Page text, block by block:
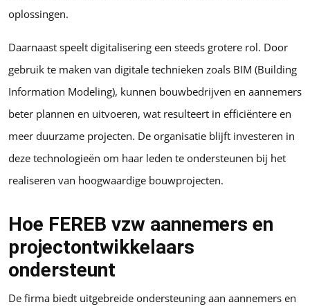
oplossingen.
Daarnaast speelt digitalisering een steeds grotere rol. Door
gebruik te maken van digitale technieken zoals BIM (Building
Information Modeling), kunnen bouwbedrijven en aannemers
beter plannen en uitvoeren, wat resulteert in efficiëntere en
meer duurzame projecten. De organisatie blijft investeren in
deze technologieën om haar leden te ondersteunen bij het
realiseren van hoogwaardige bouwprojecten.
Hoe FEREB vzw aannemers en
projectontwikkelaars
ondersteunt
De firma biedt uitgebreide ondersteuning aan aannemers en